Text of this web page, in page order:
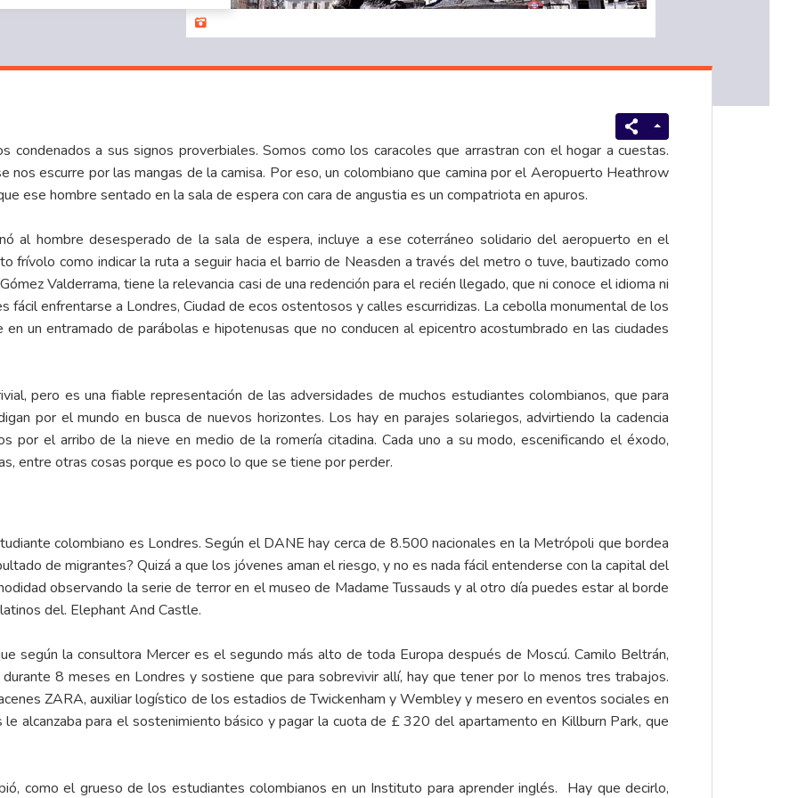
a sus signos proverbiales. Somos como los caracoles que arrastran con el hogar a cuestas.
nos escurre por las mangas de la camisa. Por eso, un colombiano que camina por el Aeropuerto Heathrow
ese hombre sentado en la sala de espera con cara de angustia es un compatriota en apuros.
al hombre desesperado de la sala de espera, incluye a ese coterráneo solidario del aeropuerto en el
frívolo como indicar la ruta a seguir hacia el barrio de Neasden a través del metro o tuve, bautizado como
Valderrama, tiene la relevancia casi de una redención para el recién llegado, que ni conoce el idioma ni
fácil enfrentarse a Londres, Ciudad de ecos ostentosos y calles escurridizas. La cebolla monumental de los
un entramado de parábolas e hipotenusas que no conducen al epicentro acostumbrado en las ciudades
pero es una fiable representación de las adversidades de muchos estudiantes colombianos, que para
por el mundo en busca de nuevos horizontes. Los hay en parajes solariegos, advirtiendo la cadencia
por el arribo de la nieve en medio de la romería citadina. Cada uno a su modo, escenificando el éxodo,
entre otras cosas porque es poco lo que se tiene por perder.
colombiano es Londres. Según el DANE hay cerca de 8.500 nacionales en la Metrópoli que bordea
de migrantes? Quizá a que los jóvenes aman el riesgo, y no es nada fácil entenderse con la capital del
observando la serie de terror en el museo de Madame Tussauds y al otro día puedes estar al borde
del. Elephant And Castle.
según la consultora Mercer es el segundo más alto de toda Europa después de Moscú. Camilo Beltrán,
8 meses en Londres y sostiene que para sobrevivir allí, hay que tener por lo menos tres trabajos.
ZARA, auxiliar logístico de los estadios de Twickenham y Wembley y mesero en eventos sociales en
alcanzaba para el sostenimiento básico y pagar la cuota de £ 320 del apartamento en Killburn Park, que
como el grueso de los estudiantes colombianos en un Instituto para aprender inglés. Hay que decirlo,